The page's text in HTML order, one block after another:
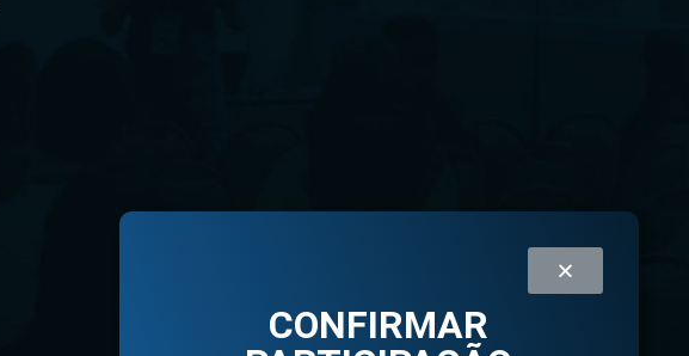
CONFIRMAR